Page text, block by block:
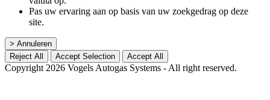
Pas uw ervaring aan op basis van uw zoekgedrag op deze
site.
> Annuleren
Reject All
Accept Selection Accept All
Copyright 2026 Vogels Autogas Systems - All right reserved.